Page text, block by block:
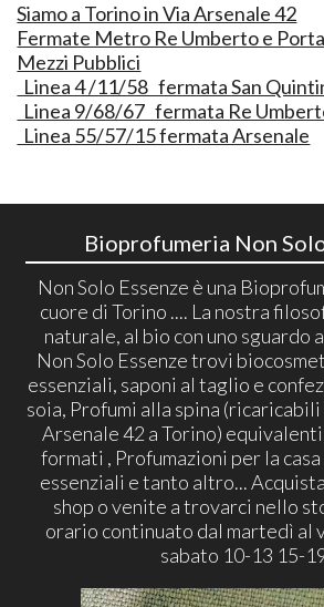
Siamo a Torino in Via Arsenale 42
Fermate Metro Re Umberto e
Mezzi Pubblici
Linea 4 /11/58 fermata San
Linea 9/68/67 fermata Re
Linea 55/57/15 fermata Arsenale
Bioprofumeria Non
Non Solo Essenze è una
cuore di Torino .... La nostra
naturale, al bio con uno sguardo
Non Solo Essenze trovi
essenziali, saponi al taglio e
soia, Profumi alla spina
Arsenale 42 a Torino)
formati , Profumazioni per la
essenziali e tanto altro...
shop o venite a trovarci nello
orario continuato dal martedì al
sabato 10-13 15-